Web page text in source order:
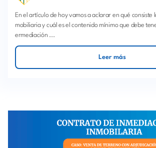
En el artículo de hoy vamos a aclarar en qué consiste
mobiliaria y cuál es el contenido mínimo que debe
ermediación ...
Leer más